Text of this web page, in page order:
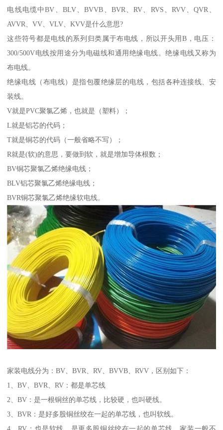
电线电缆中BV、BLV、BVVB、BVR、RV、RVS、RVV、QVR、
AVVR、VV、VLV、KVV是什么意思?
这些符号都是电线的系列归类属于布电线，所以开头用B，电压：
300/500V电线按用途分为电磁线和通用绝缘电线。绝缘电线又称为
布电线。
绝缘电线（布电线）是指包覆绝缘层的电线，包括各种连接线、安
装线。
V就是PVC聚氯乙烯，也就是（塑料）；
L就是铝芯的代码；
T就是铜芯的代码（一般省略不写）；
R就是(软)的意思，要做到软，就是增加导体根数；
BV铜芯聚氯乙烯绝缘电线；
BLV铝芯聚氯乙烯绝缘电线；
BVR铜芯聚氯乙烯绝缘软电线。
家装电线分为：BV、BVR、RV、BVVB、RVV，区别如下：
1、BV、BVR、RV：都是单芯线
2、BV：是一根铜丝的单芯线，比较硬，也叫硬线。
3、BVR：是好多股铜丝绞在一起的单芯线，也叫软线。